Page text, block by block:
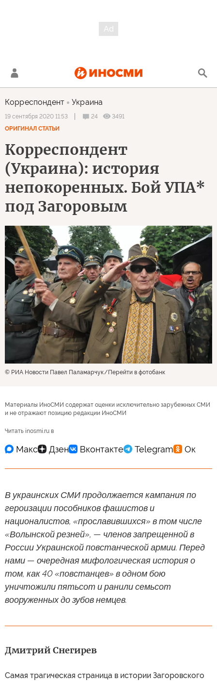
Корреспондент Украина
19 сентября 2020 11:53 24
3491
ОРИГИНАЛ СТАТЬИ
Корреспондент
(Украина): история
непокоренных. Бой УПА*
под Загоровым
© РИА Новости Павел Паламарчук Перейти в фотобанк
Материалы ИноСМИ содержат оценки исключительно зарубежных СМИ
и не отражают позицию редакции ИноСМИ
Читать inosmi.ru в
В украинских СМИ продолжается кампания по
героизации пособников фашистов и
националистов, «прославившихся» в том числе
«Волынской резней», — членов запрещенной в
России Украинской повстанческой армии. Перед
нами — очередная мифологическая история о
том, как 40 «повстанцев» в одном бою
уничтожили пятьсот и ранили семьсот
вооруженных до зубов немцев.
Дмитрий Снегирев
Самая трагическая страница в истории Загоровского